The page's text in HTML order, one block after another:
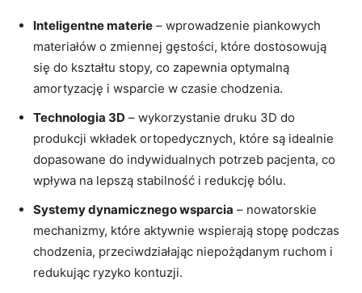
Inteligentne materie – wprowadzenie piankowych
materiałów o zmiennej gęstości, które dostosowują
się do kształtu stopy, co zapewnia optymalną
amortyzację i wsparcie w czasie chodzenia.
Technologia 3D – wykorzystanie druku 3D do
produkcji wkładek ortopedycznych, które są idealnie
dopasowane do indywidualnych potrzeb pacjenta, co
wpływa na lepszą stabilność i redukcję bólu.
Systemy dynamicznego wsparcia – nowatorskie
mechanizmy, które aktywnie wspierają stopę podczas
chodzenia, przeciwdziałając niepożądanym ruchom i
redukując ryzyko kontuzji.